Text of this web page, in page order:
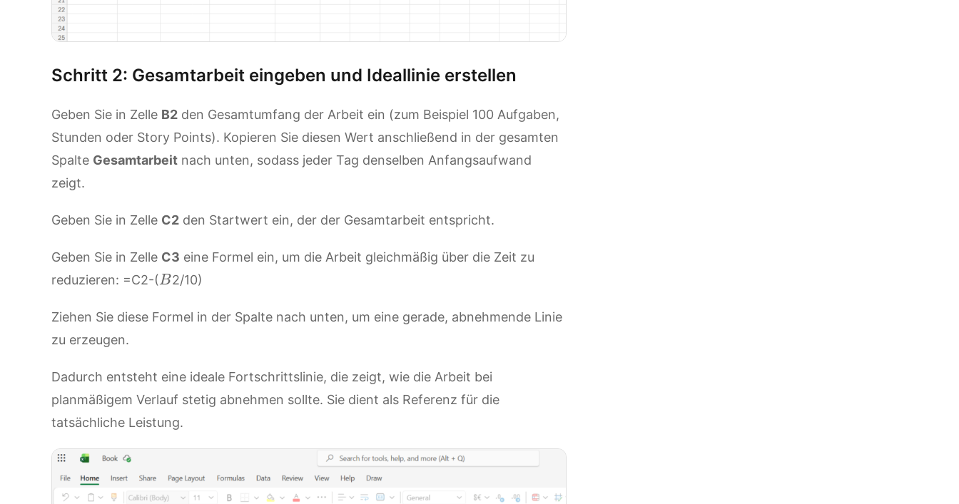
Schritt 2: Gesamtarbeit eingeben und Ideallinie erstellen
Geben Sie in Zelle B2 den Gesamtumfang der Arbeit ein (zum Beispiel 100 Aufgaben,
Stunden oder Story Points). Kopieren Sie diesen Wert anschließend in der gesamten
Spalte Gesamtarbeit nach unten, sodass jeder Tag denselben Anfangsaufwand
zeigt.
Geben Sie in Zelle C2 den Startwert ein, der der Gesamtarbeit entspricht.
Geben Sie in Zelle C3 eine Formel ein, um die Arbeit gleichmäßig über die Zeit zu
reduzieren: =C2-(B
B2/10)
Ziehen Sie diese Formel in der Spalte nach unten, um eine gerade, abnehmende Linie
zu erzeugen.
Dadurch entsteht eine ideale Fortschrittslinie, die zeigt, wie die Arbeit bei
planmäßigem Verlauf stetig abnehmen sollte. Sie dient als Referenz für die
tatsächliche Leistung.